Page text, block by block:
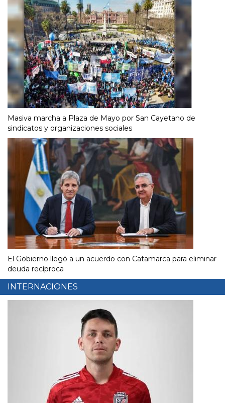
Masiva marcha a Plaza de Mayo por San Cayetano de
sindicatos y organizaciones sociales
El Gobierno llegó a un acuerdo con Catamarca para eliminar
deuda recíproca
INTERNACIONES